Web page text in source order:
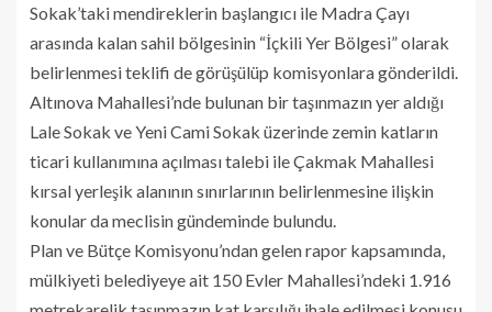
Sokak’taki mendireklerin başlangıcı ile Madra Çayı
arasında kalan sahil bölgesinin “İçkili Yer Bölgesi” olarak
belirlenmesi teklifi de görüşülüp komisyonlara gönderildi.
Altınova Mahallesi’nde bulunan bir taşınmazın yer aldığı
Lale Sokak ve Yeni Cami Sokak üzerinde zemin katların
ticari kullanımına açılması talebi ile Çakmak Mahallesi
kırsal yerleşik alanının sınırlarının belirlenmesine ilişkin
konular da meclisin gündeminde bulundu.
Plan ve Bütçe Komisyonu’ndan gelen rapor kapsamında,
mülkiyeti belediyeye ait 150 Evler Mahallesi’ndeki 1.916